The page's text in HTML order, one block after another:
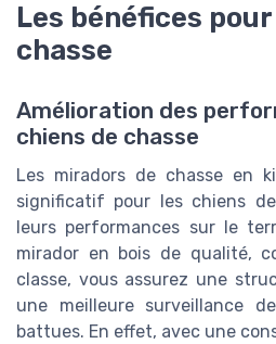
Les bénéfices
chasse
Amélioration des
chiens de chasse
Les miradors de chasse en
significatif pour les chiens
leurs performances sur le
mirador en bois de qualité,
classe, vous assurez une
une meilleure surveillance
battues. En effet, avec une